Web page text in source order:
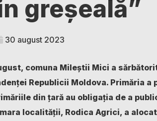
greșeală”
30 august 2023
comuna Mileștii Mici a
Republicii Moldova. Primăria
din țară au obligația de a
localității, Rodica Agrici, a